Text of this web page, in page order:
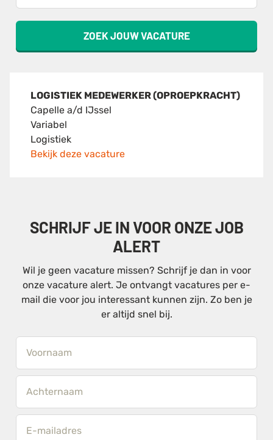
ZOEK JOUW VACATURE
LOGISTIEK MEDEWERKER (OPROEPKRACHT)
Capelle a/d IJssel
Variabel
Logistiek
Bekijk deze vacature
SCHRIJF JE IN VOOR ONZE JOB
ALERT
Wil je geen vacature missen? Schrijf je dan in voor
onze vacature alert. Je ontvangt vacatures per e-
mail die voor jou interessant kunnen zijn. Zo ben je
er altijd snel bij.